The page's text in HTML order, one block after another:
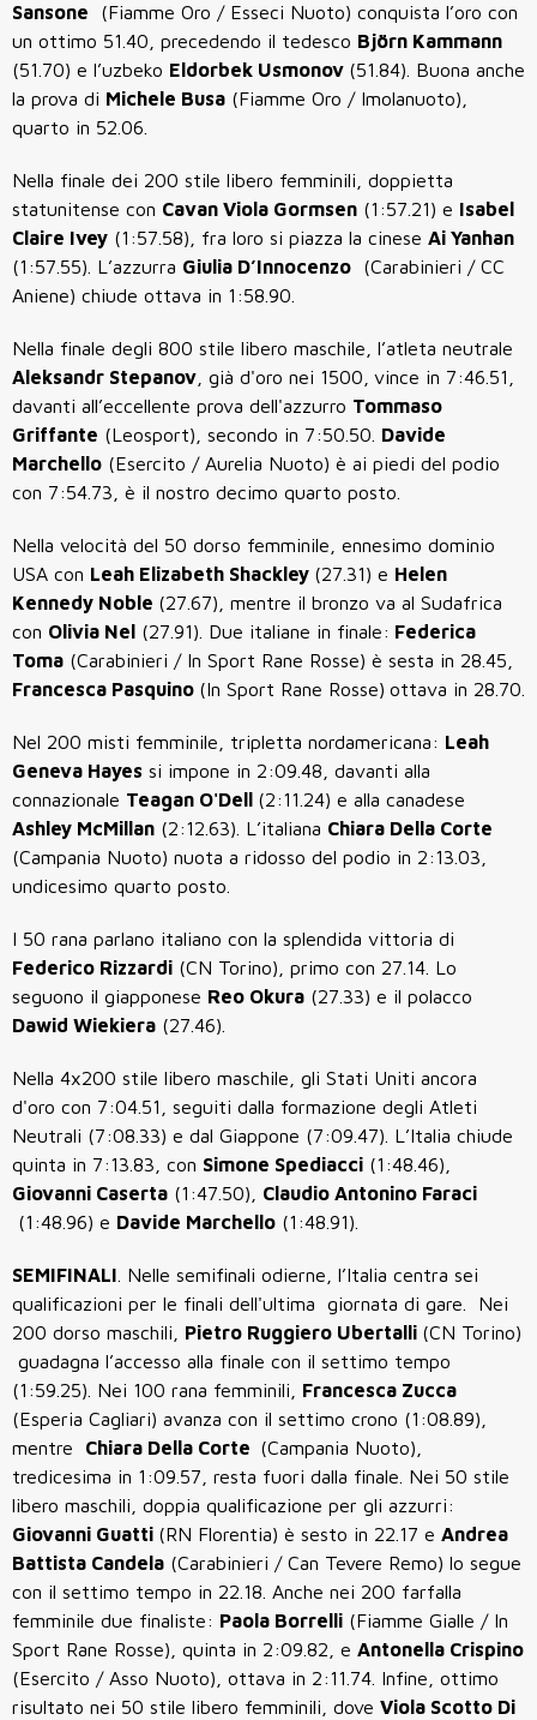
Sansone (Fiamme Oro / Esseci Nuoto) conquista l’oro con
un ottimo 51.40, precedendo il tedesco Björn Kammann
(51.70) e l’uzbeko Eldorbek Usmonov (51.84). Buona anche
la prova di Michele Busa (Fiamme Oro / Imolanuoto),
quarto in 52.06.
Nella finale dei 200 stile libero femminili, doppietta
statunitense con Cavan Viola Gormsen (1:57.21) e Isabel
Claire Ivey (1:57.58), fra loro si piazza la cinese Ai Yanhan
(1:57.55). L’azzurra Giulia D’Innocenzo (Carabinieri / CC
Aniene) chiude ottava in 1:58.90.
Nella finale degli 800 stile libero maschile, l’atleta neutrale
Aleksandr Stepanov , già d'oro nei 1500, vince in 7:46.51,
davanti all’eccellente prova dell'azzurro Tommaso
Griffante (Leosport), secondo in 7:50.50. Davide
Marchello (Esercito / Aurelia Nuoto) è ai piedi del podio
con 7:54.73, è il nostro decimo quarto posto.
Nella velocità del 50 dorso femminile, ennesimo dominio
USA con Leah Elizabeth Shackley (27.31) e Helen
Kennedy Noble (27.67), mentre il bronzo va al Sudafrica
con Olivia Nel (27.91). Due italiane in finale: Federica
Toma (Carabinieri / In Sport Rane Rosse) è sesta in 28.45,
Francesca Pasquino (In Sport Rane Rosse) ottava in 28.70.
Nel 200 misti femminile, tripletta nordamericana: Leah
Geneva Hayes si impone in 2:09.48, davanti alla
connazionale Teagan O'Dell (2:11.24) e alla canadese
Ashley McMillan (2:12.63). L’italiana Chiara Della Corte
(Campania Nuoto) nuota a ridosso del podio in 2:13.03,
undicesimo quarto posto.
I 50 rana parlano italiano con la splendida vittoria di
Federico Rizzardi (CN Torino), primo con 27.14. Lo
seguono il giapponese Reo Okura (27.33) e il polacco
Dawid Wiekiera (27.46).
Nella 4x200 stile libero maschile, gli Stati Uniti ancora
d'oro con 7:04.51, seguiti dalla formazione degli Atleti
Neutrali (7:08.33) e dal Giappone (7:09.47). L’Italia chiude
quinta in 7:13.83, con Simone Spediacci (1:48.46),
Giovanni Caserta (1:47.50), Claudio Antonino Faraci
(1:48.96) e Davide Marchello (1:48.91).
SEMIFINALI . Nelle semifinali odierne, l’Italia centra sei
qualificazioni per le finali dell'ultima giornata di gare. Nei
200 dorso maschili, Pietro Ruggiero Ubertalli (CN Torino)
guadagna l’accesso alla finale con il settimo tempo
(1:59.25). Nei 100 rana femminili, Francesca Zucca
(Esperia Cagliari) avanza con il settimo crono (1:08.89),
mentre Chiara Della Corte (Campania Nuoto),
tredicesima in 1:09.57, resta fuori dalla finale. Nei 50 stile
libero maschili, doppia qualificazione per gli azzurri:
Giovanni Guatti (RN Florentia) è sesto in 22.17 e Andrea
Battista Candela (Carabinieri / Can Tevere Remo) lo segue
con il settimo tempo in 22.18. Anche nei 200 farfalla
femminile due finaliste: Paola Borrelli (Fiamme Gialle / In
Sport Rane Rosse), quinta in 2:09.82, e Antonella Crispino
(Esercito / Asso Nuoto), ottava in 2:11.74. Infine, ottimo
risultato nei 50 stile libero femminili, dove Viola Scotto Di